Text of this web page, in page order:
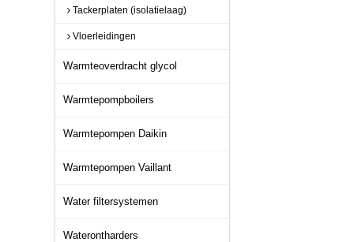
Tackerplaten (isolatielaag)
Vloerleidingen
Warmteoverdracht glycol
Warmtepompboilers
Warmtepompen Daikin
Warmtepompen Vaillant
Water filtersystemen
Waterontharders